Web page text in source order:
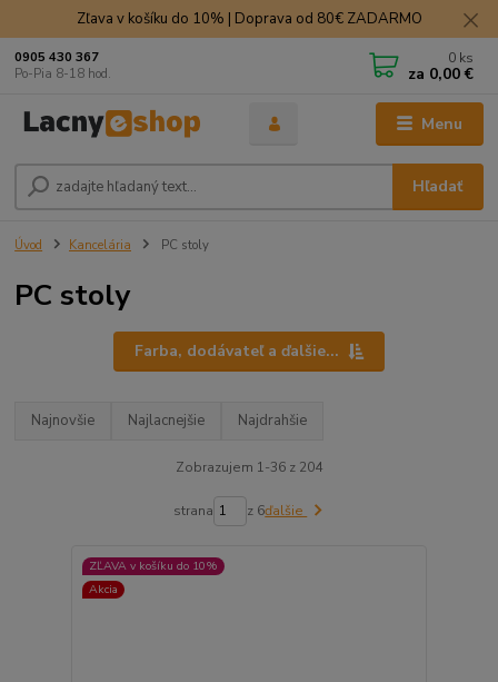
Zľava v košíku do 10% | Doprava od 80€ ZADARMO
Menu
Hľadať
0905 430 367
Po-Pia 8-18 hod.
0 ks
za 0,00 €
Úvod Kancelária PC stoly
PC stoly
Farba, dodávateľ a ďalšie...
Najnovšie Najlacnejšie Najdrahšie
Zobrazujem 1-36 z 204
strana z 6ďalšie
ZĽAVA v košíku do 10%
Akcia